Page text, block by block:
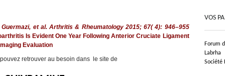
et al. Arthritis & Rheumatology 2015; 67( 4): 946–955
Is Evident One Year Following Anterior Cruciate Ligament
Evaluation
retrouver au besoin dans le site de
VOS
Forum
Labrha
Société